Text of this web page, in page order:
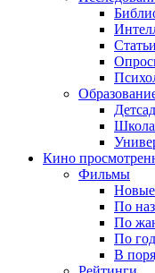
Детсад
Школа
Кино
Фильмы
Новые
По
По
По
В